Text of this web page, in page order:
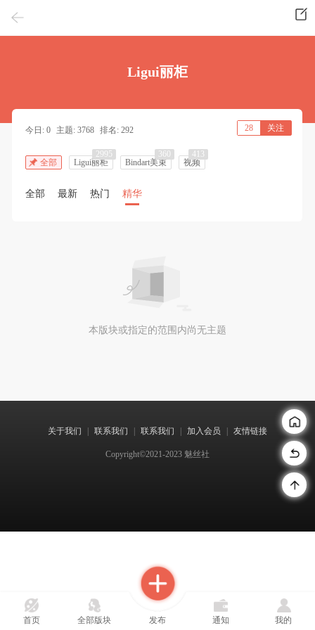
首页 全部版块 发布 通知 我的
Ligui丽柜
今日: 0 主题: 3768 排名: 292 28 关注
全部 Ligui丽柜
2995
Bindart美束
360
视频
413
全部 最新 热门 精华
本版块或指定的范围内尚无主题
关于我们 联系我们 联系我们 加入会员 友情链接
Copyright©2021-2023 魅丝社